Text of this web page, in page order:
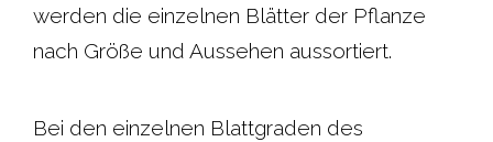
werden die einzelnen Blätter der Pflanze
nach Größe und Aussehen aussortiert.
Bei den einzelnen Blattgraden des